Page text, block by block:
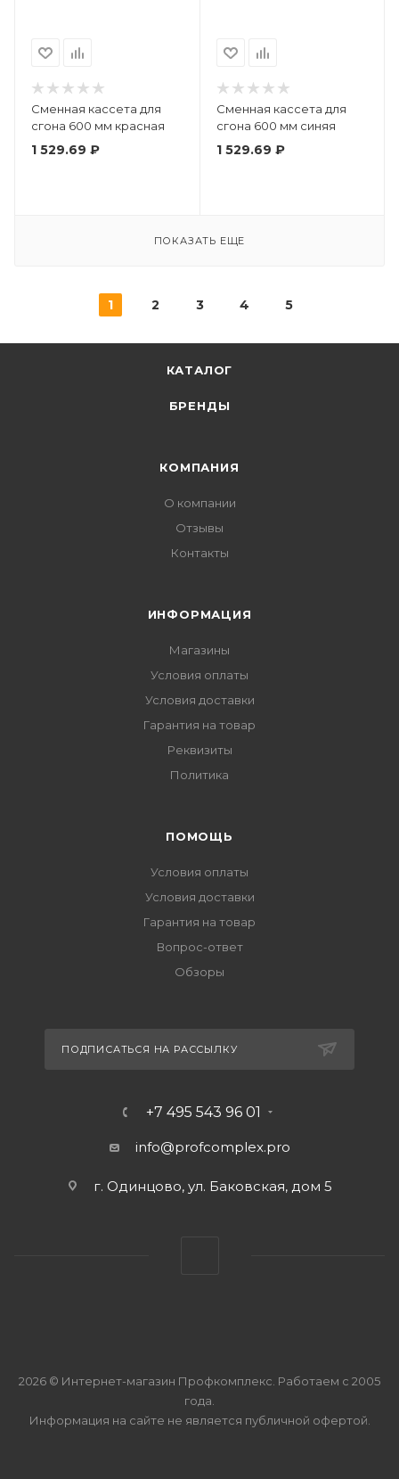
Сменная кассета для
сгона 600 мм красная
1 529.69 ₽
Сменная кассета для
сгона 600 мм синяя
1 529.69 ₽
ПОКАЗАТЬ ЕЩЕ
1 2 3 4 5
КАТАЛОГ
БРЕНДЫ
КОМПАНИЯ
О компании
Отзывы
Контакты
ИНФОРМАЦИЯ
Магазины
Условия оплаты
Условия доставки
Гарантия на товар
Реквизиты
Политика
ПОМОЩЬ
Условия оплаты
Условия доставки
Гарантия на товар
Вопрос-ответ
Обзоры
ПОДПИСАТЬСЯ НА РАССЫЛКУ
+7 495 543 96 01
info@profcomplex.pro
г. Одинцово, ул. Баковская, дом 5
2026 © Интернет-магазин Профкомплекс. Работаем с 2005
года.
Информация на сайте не является публичной офертой.